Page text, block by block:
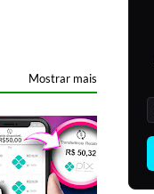
Mostrar mais